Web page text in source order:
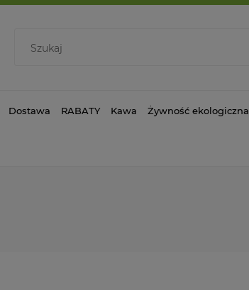
Dostawa RABATY Kawa Żywność ekologiczna